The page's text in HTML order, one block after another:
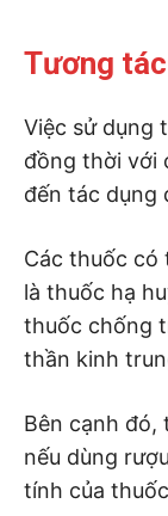
Tương
Việc sử dụng
đồng thời với
đến tác dụng
Các thuốc có
là thuốc hạ
thuốc chống
thần kinh
Bên cạnh đó,
nếu dùng
tính của